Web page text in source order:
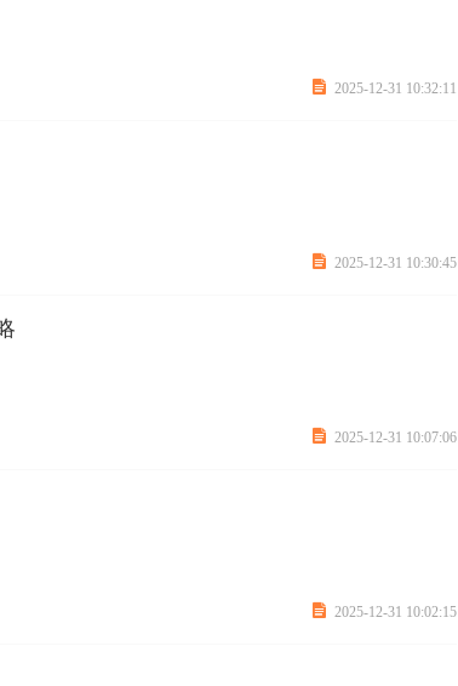
 2025-12-31 10:32:11
 2025-12-31 10:30:45
 2025-12-31 10:07:06
 2025-12-31 10:02:15